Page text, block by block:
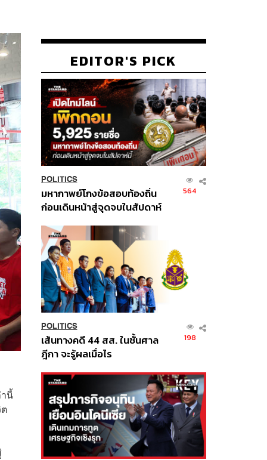
นี้
EDITOR'S PICK
POLITICS
มหากาพย์โกงข้อสอบท้องถิ่น
ก่อนเดินหน้าสู่จุดจบในสัปดาห์
564
POLITICS
เส้นทางคดี 44 สส. ในชั้นศาล
ฎีกา จะรู้ผลเมื่อไร
198